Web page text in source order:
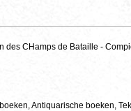
des CHamps de Bataille -
Antiquarische boeken,